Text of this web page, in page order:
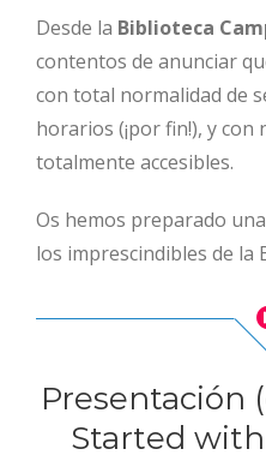
Desde la Biblioteca
contentos de anunciar
con total normalidad de
horarios (¡por fin!), y con
totalmente accesibles.
Os hemos preparado
los imprescindibles de la
Presentación
Started